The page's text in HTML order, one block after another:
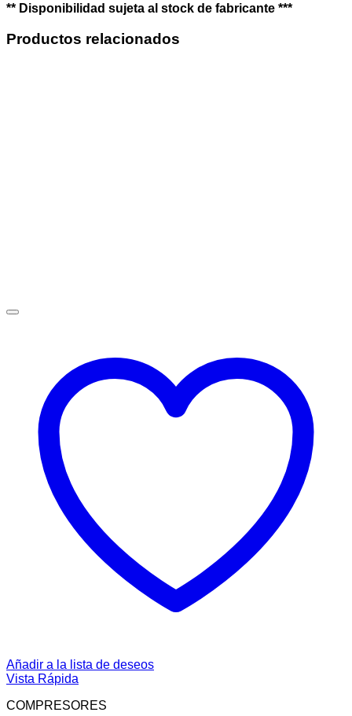
** Disponibilidad sujeta al stock de fabricante ***
Productos relacionados
Añadir a la lista de deseos
Vista Rápida
COMPRESORES